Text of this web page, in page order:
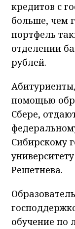
кредитов с
больше, чем
портфель
отделении
рублей.
помощью
Сбере,
Сибирскому
Решетнева.
обучение по